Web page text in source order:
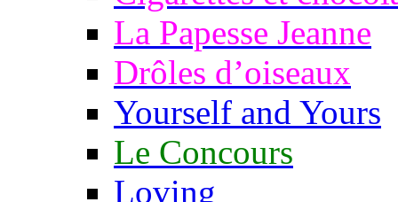
La Papesse Jeanne
Drôles d’oiseaux
Yourself and Yours
Le Concours
Loving